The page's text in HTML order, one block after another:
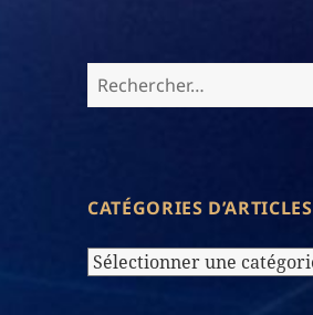
Rechercher :
CATÉGORIES D’ARTICLES
Catégories